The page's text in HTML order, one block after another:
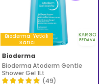
Bioderma Yetkili
Satıcı
KARGO
BEDAVA
Bioderma
Bioderma Atoderm Gentle
Shower Gel 1Lt
(49)